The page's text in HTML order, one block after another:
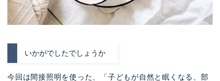
いかがでしたでしょうか
今回は間接照明を使った、「子どもが自然と眠くなる、部